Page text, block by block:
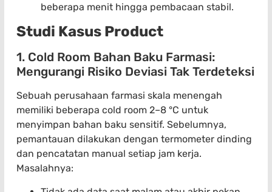
beberapa menit hingga pembacaan stabil.
Studi Kasus Product
1. Cold Room Bahan Baku Farmasi:
Mengurangi Risiko Deviasi Tak Terdeteksi
Sebuah perusahaan farmasi skala menengah
memiliki beberapa cold room 2–8 °C untuk
menyimpan bahan baku sensitif. Sebelumnya,
pemantauan dilakukan dengan termometer dinding
dan pencatatan manual setiap jam kerja.
Masalahnya: